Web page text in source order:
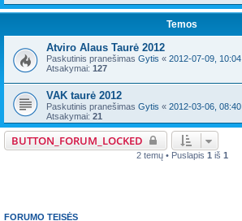
Temos
Atviro Alaus Taurė 2012
Paskutinis pranešimas Gytis « 2012-07-09, 10:04
Atsakymai: 127
VAK taurė 2012
Paskutinis pranešimas Gytis « 2012-03-06, 08:40
Atsakymai: 21
BUTTON_FORUM_LOCKED
2 temų • Puslapis 1 iš 1
FORUMO TEISĖS